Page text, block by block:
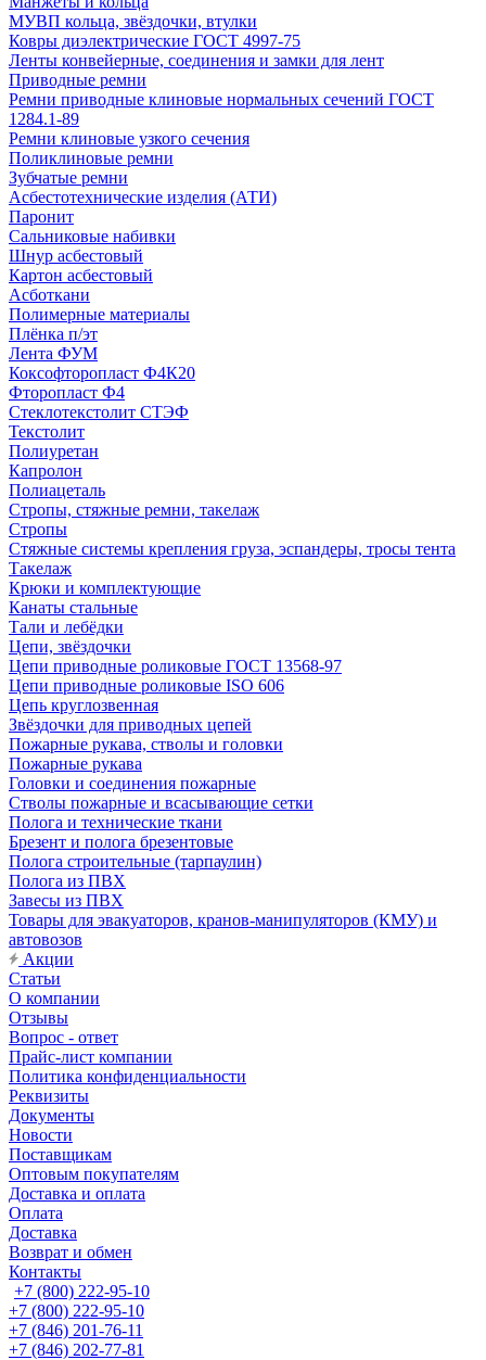
МУВП кольца, звёздочки, втулки
Ковры диэлектрические ГОСТ 4997-75
Ленты конвейерные, соединения и замки для лент
Приводные ремни
Ремни приводные клиновые нормальных сечений ГОСТ
1284.1-89
Ремни клиновые узкого сечения
Поликлиновые ремни
Зубчатые ремни
Асбестотехнические изделия (АТИ)
Паронит
Сальниковые набивки
Шнур асбестовый
Картон асбестовый
Асботкани
Полимерные материалы
Плёнка п/эт
Лента ФУМ
Коксофторопласт Ф4К20
Фторопласт Ф4
Стеклотекстолит СТЭФ
Текстолит
Полиуретан
Капролон
Полиацеталь
Стропы, стяжные ремни, такелаж
Стропы
Стяжные системы крепления груза, эспандеры, тросы тента
Такелаж
Крюки и комплектующие
Канаты стальные
Тали и лебёдки
Цепи, звёздочки
Цепи приводные роликовые ГОСТ 13568-97
Цепи приводные роликовые ISO 606
Цепь круглозвенная
Звёздочки для приводных цепей
Пожарные рукава, стволы и головки
Пожарные рукава
Головки и соединения пожарные
Стволы пожарные и всасывающие сетки
Полога и технические ткани
Брезент и полога брезентовые
Полога строительные (тарпаулин)
Полога из ПВХ
Завесы из ПВХ
Товары для эвакуаторов, кранов-манипуляторов (КМУ) и
автовозов
Акции
Статьи
О компании
Отзывы
Вопрос - ответ
Прайс-лист компании
Политика конфиденциальности
Реквизиты
Документы
Новости
Поставщикам
Оптовым покупателям
Доставка и оплата
Оплата
Доставка
Возврат и обмен
Контакты
+7 (800) 222-95-10
+7 (800) 222-95-10
+7 (846) 201-76-11
+7 (846) 202-77-81